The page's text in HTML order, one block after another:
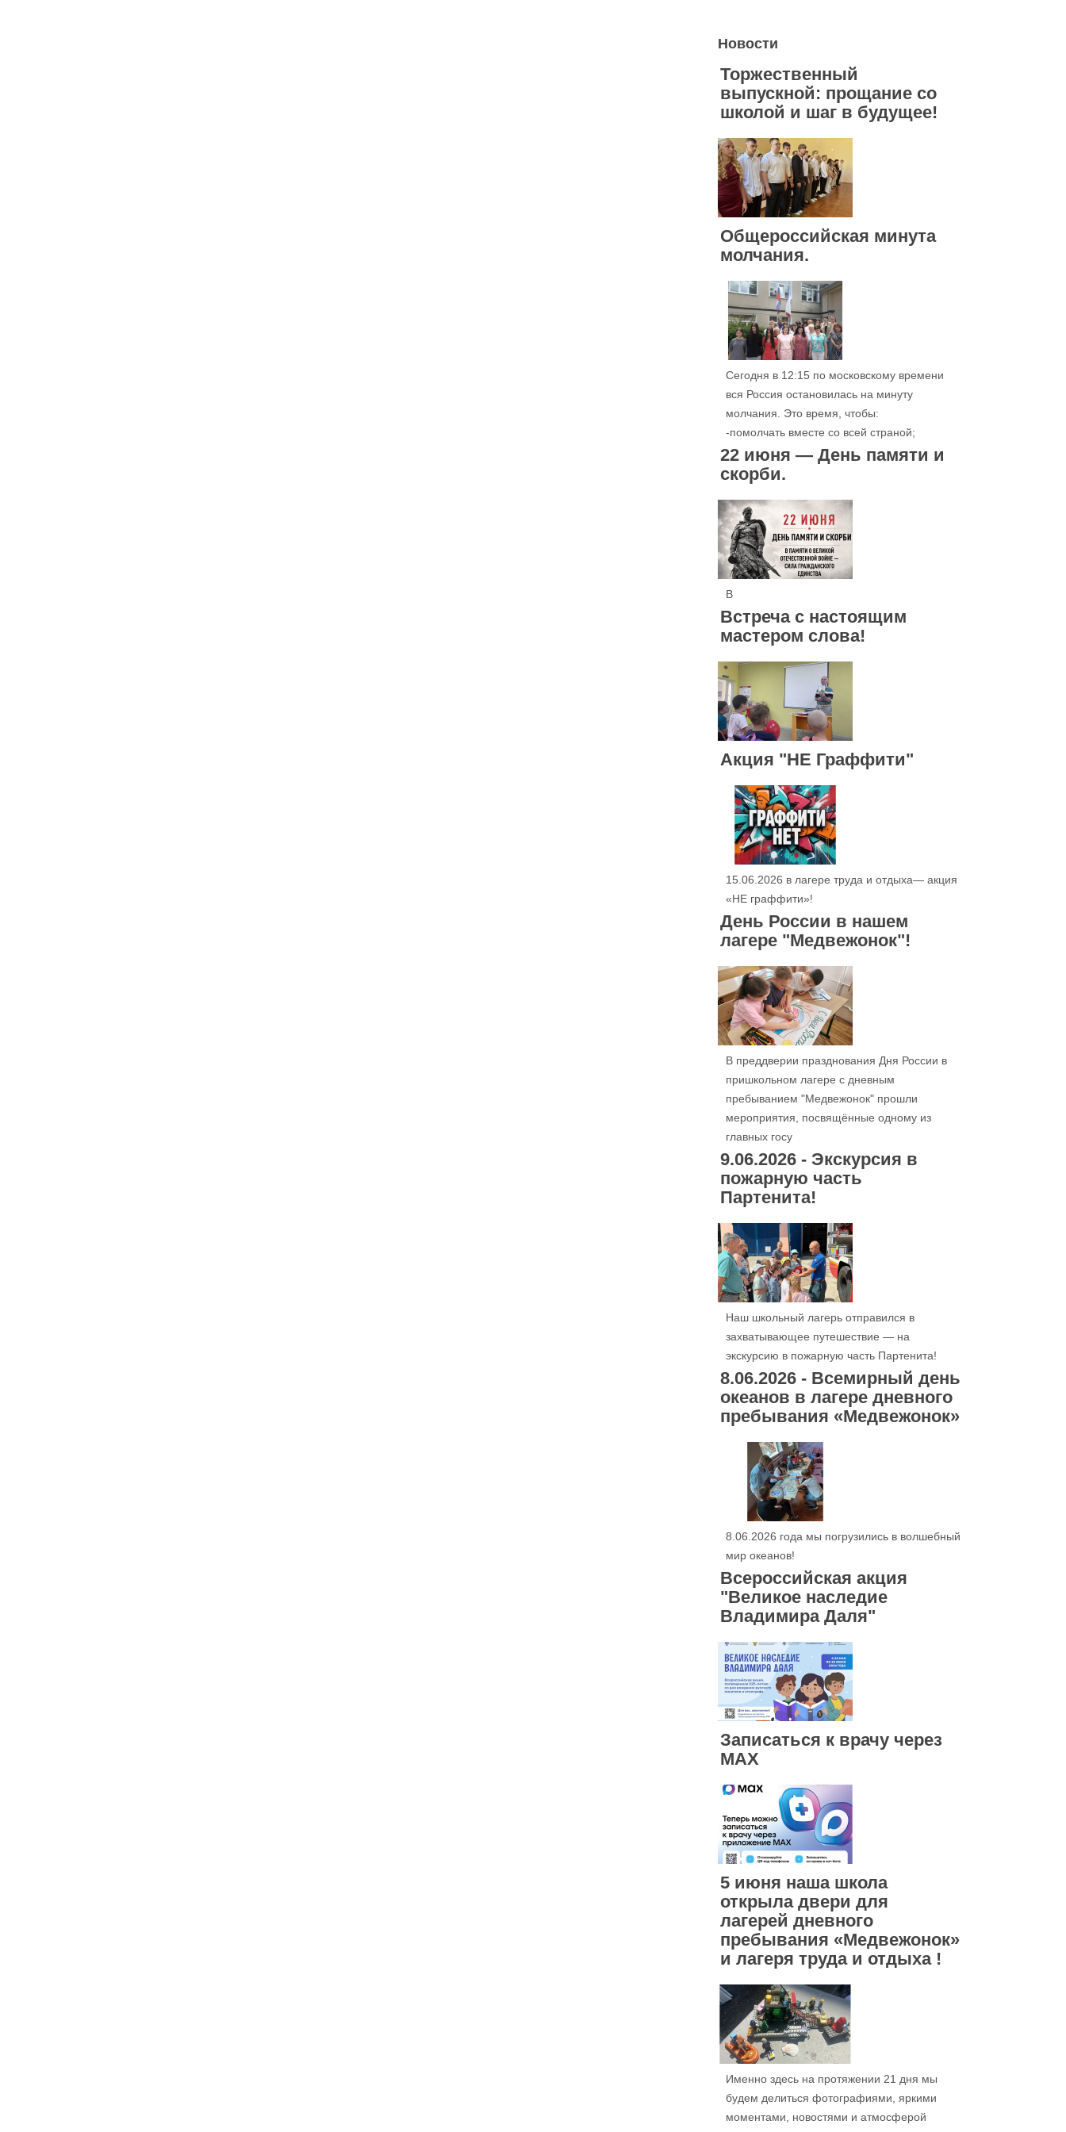
Новости
Торжественный
выпускной: прощание со
школой и шаг в будущее!
Общероссийская минута
молчания.
Сегодня в 12:15 по московскому времени
вся Россия остановилась на минуту
молчания. Это время, чтобы:
-помолчать вместе со всей страной;
22 июня — День памяти и
скорби.
В
Встреча с настоящим
мастером слова!
Акция "НЕ Граффити"
15.06.2026 в лагере труда и отдыха— акция
«НЕ граффити»!
День России в нашем
лагере "Медвежонок"!
В преддверии празднования Дня России в
пришкольном лагере с дневным
пребыванием "Медвежонок" прошли
мероприятия, посвящённые одному из
главных госу
9.06.2026 - Экскурсия в
пожарную часть
Партенита!
Наш школьный лагерь отправился в
захватывающее путешествие — на
экскурсию в пожарную часть Партенита!
8.06.2026 - Всемирный день
океанов в лагере дневного
пребывания «Медвежонок»
8.06.2026 года мы погрузились в волшебный
мир океанов!
Всероссийская акция
"Великое наследие
Владимира Даля"
Записаться к врачу через
МАХ
5 июня наша школа
открыла двери для
лагерей дневного
пребывания «Медвежонок»
и лагеря труда и отдыха !
Именно здесь на протяжении 21 дня мы
будем делиться фотографиями, яркими
моментами, новостями и атмосферой